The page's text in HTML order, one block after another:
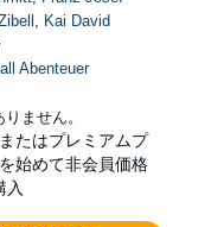
, Kai David
Abenteuer
ません。
たはプレミアムプ
始めて非会員価格
入